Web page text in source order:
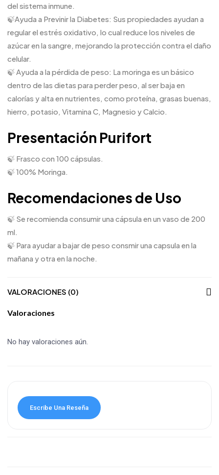
del sistema inmune.
🍃Ayuda a Previnir la Diabetes: Sus propiedades ayudan a
regular el estrés oxidativo, lo cual reduce los niveles de
azúcar en la sangre, mejorando la protección contra el daño
celular.
🍃 Ayuda a la pérdida de peso: La moringa es un básico
dentro de las dietas para perder peso, al ser baja en
calorías y alta en nutrientes, como proteína, grasas buenas,
hierro, potasio, Vitamina C, Magnesio y Calcio.
Presentación Purifort
🍃 Frasco con 100 cápsulas.
🍃 100% Moringa.
Recomendaciones de Uso
🍃 Se recomienda consumir una cápsula en un vaso de 200
ml.
🍃 Para ayudar a bajar de peso consmir una capsula en la
mañana y otra en la noche.
VALORACIONES (0)
Valoraciones
No hay valoraciones aún.
Escribe Una Reseña